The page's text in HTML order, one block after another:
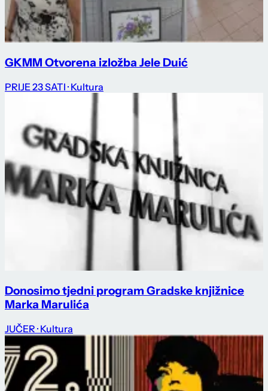
GKMM Otvorena izložba Jele Duić
PRIJE 23 SATI · Kultura
Donosimo tjedni program Gradske knjižnice
Marka Marulića
JUČER · Kultura